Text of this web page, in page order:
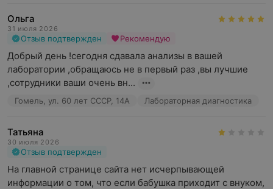
Ольга
31 июля 2026
Отзыв подтвержден Рекомендую
Добрый день !сегодня сдавала анализы в вашей
лаборатории ,обращаюсь не в первый раз ,вы лучшие
,сотрудники ваши очень вн...
Гомель, ул. 60 лет СССР, 14А Лабораторная диагностика
Татьяна
30 июля 2026
Отзыв подтвержден
На главной странице сайта нет исчерпывающей
информации о том, что если бабушка приходит с внуком,